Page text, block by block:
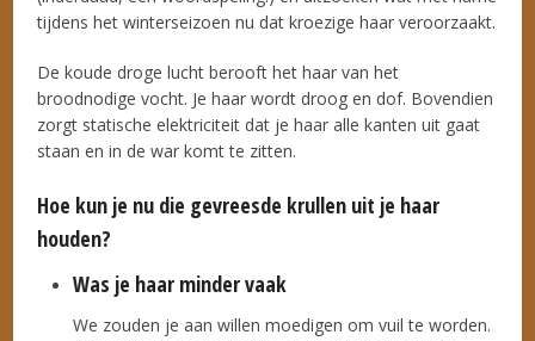
tijdens het winterseizoen nu dat kroezige haar veroorzaakt.
De koude droge lucht berooft het haar van het
broodnodige vocht. Je haar wordt droog en dof. Bovendien
zorgt statische elektriciteit dat je haar alle kanten uit gaat
staan en in de war komt te zitten.
Hoe kun je nu die gevreesde krullen uit je haar
houden?
Was je haar minder vaak
We zouden je aan willen moedigen om vuil te worden.